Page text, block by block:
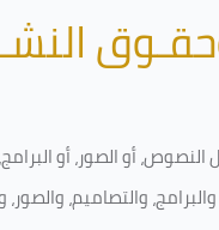
أو الصور، أو البرامج،
والتصاميم، والصور،